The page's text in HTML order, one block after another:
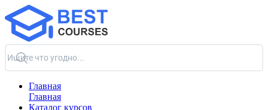
Главная
Главная
Каталог курсов